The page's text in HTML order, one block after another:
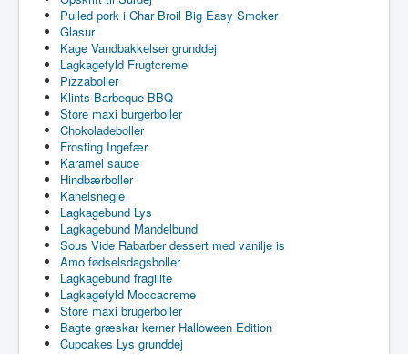
Pulled pork i Char Broil Big Easy Smoker
Glasur
Kage Vandbakkelser grunddej
Lagkagefyld Frugtcreme
Pizzaboller
Klints Barbeque BBQ
Store maxi burgerboller
Chokoladeboller
Frosting Ingefær
Karamel sauce
Hindbærboller
Kanelsnegle
Lagkagebund Lys
Lagkagebund Mandelbund
Sous Vide Rabarber dessert med vanilje is
Amo fødselsdagsboller
Lagkagebund fragilite
Lagkagefyld Moccacreme
Store maxi brugerboller
Bagte græskar kerner Halloween Edition
Cupcakes Lys grunddej